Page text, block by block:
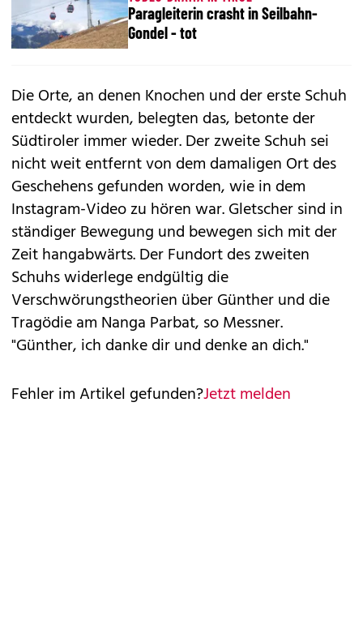
Paragleiterin crasht in Seilbahn-
Gondel - tot
Die Orte, an denen Knochen und der erste Schuh
entdeckt wurden, belegten das, betonte der
Südtiroler immer wieder. Der zweite Schuh sei
nicht weit entfernt von dem damaligen Ort des
Geschehens gefunden worden, wie in dem
Instagram-Video zu hören war. Gletscher sind in
ständiger Bewegung und bewegen sich mit der
Zeit hangabwärts. Der Fundort des zweiten
Schuhs widerlege endgültig die
Verschwörungstheorien über Günther und die
Tragödie am Nanga Parbat, so Messner.
"Günther, ich danke dir und denke an dich."
Fehler im Artikel gefunden?Jetzt melden